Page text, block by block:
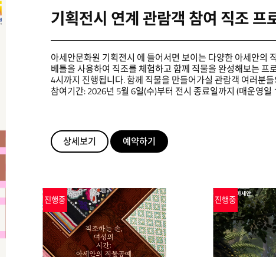
아세안문화원 기획전시 에 들어서면 보이는 다양한 아세안의
베틀을 사용하여 직조를 체험하고 함께 직물을 완성해보는
4시까지 진행됩니다. 함께 직물을 만들어가실 관람객 여러분
참여기간: 2026년 5월 6일(수)부터 전시 종료일까지 (매운영
상세보기 예약하기
진행중 진행중